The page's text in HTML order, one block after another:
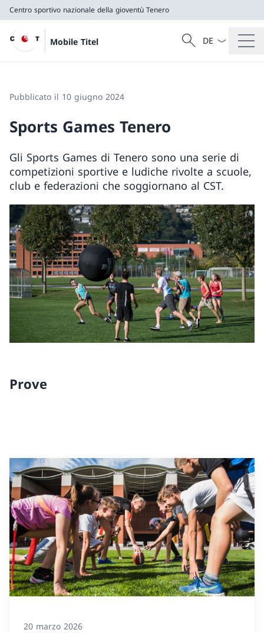
Centro sportivo nazionale della gioventù Tenero
Mobile Titel
Cercare
Ricerca
Dal menu a
Pubblicato il 10 giugno 2024
Sports Games Tenero
Gli Sports Games di Tenero sono una serie di
competizioni sportive e ludiche rivolte a scuole,
club e federazioni che soggiornano al CST.
Prove
20 marzo 2026